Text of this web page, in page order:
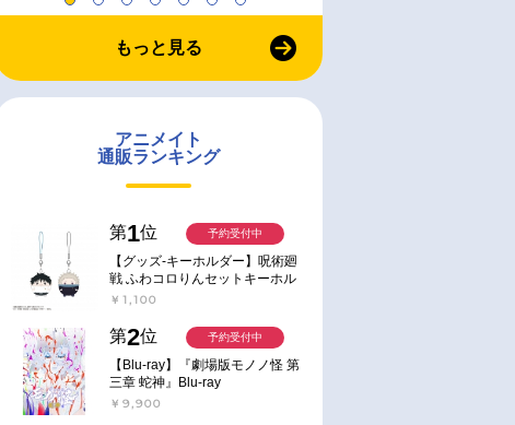
もっと見る
アニメイト
通販ランキング
第1位
【グッズ-キーホルダー】呪術廻
戦 ふわコロりんセットキーホル
ダー【アニメイト特典付】
￥1,100
予約受付中
第2位
【Blu-ray】『劇場版モノノ怪 第
三章 蛇神』Blu-ray
￥9,900
予約受付中